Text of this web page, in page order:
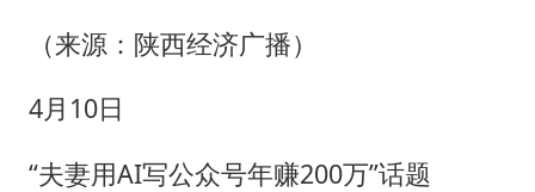
部分银行上调存款利率
（来源：陕西经济广播）
4月10日
“夫妻用AI写公众号年赚200万”话题